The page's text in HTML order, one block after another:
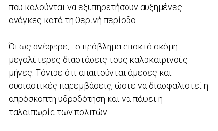
που καλούνται να εξυπηρετήσουν αυξημένες
ανάγκες κατά τη θερινή περίοδο.
Όπως ανέφερε, το πρόβλημα αποκτά ακόμη
μεγαλύτερες διαστάσεις τους καλοκαιρινούς
μήνες. Τόνισε ότι απαιτούνται άμεσες και
ουσιαστικές παρεμβάσεις, ώστε να διασφαλιστεί η
απρόσκοπτη υδροδότηση και να πάψει η
ταλαιπωρία των πολιτών.